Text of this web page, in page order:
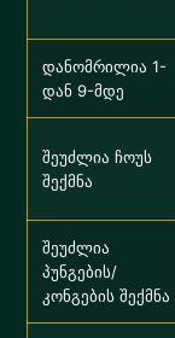
დანომრილია 1-
დან 9-მდე
შეუძლია ჩოუს
შექმნა
შეუძლია
პუნგების/
კონგების შექმნა